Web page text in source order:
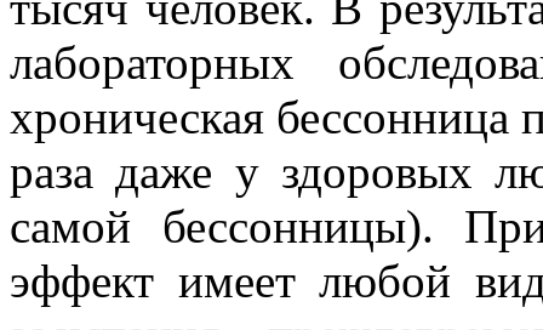
лабораторных
хроническая бессонница
раза даже у здоровых
самой бессонницы).
эффект имеет любой